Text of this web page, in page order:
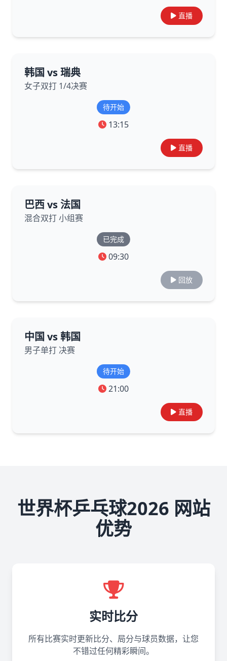
直播
韩国 vs 瑞典
女子双打 1/4决赛
待开始
13:15
直播
巴西 vs 法国
混合双打 小组赛
已完成
09:30
回放
中国 vs 韩国
男子单打 决赛
待开始
21:00
直播
世界杯乒乓球2026 网站
优势
实时比分
所有比赛实时更新比分、局分与球员数据，让您
不错过任何精彩瞬间。